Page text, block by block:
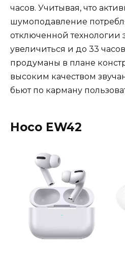
часов. Учитывая, что
шумоподавление
отключенной технологии
увеличиться и до 33
продуманы в плане
высоким качеством
бьют по карману
Hoco EW42